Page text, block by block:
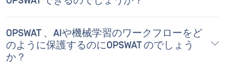
OPSWAT 、AIや機械学習のワークフローをど
のように保護するのにOPSWAT のでしょう
か？